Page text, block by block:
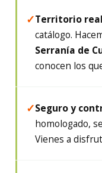
✓Territorio real
catálogo.
Serranía de
conocen los
✓Seguro y
homologado,
Vienes a